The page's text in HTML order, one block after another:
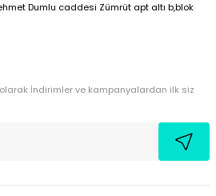
Dumlu caddesi Zümrüt apt altı b,blok
İndirimler ve kampanyalardan ilk siz